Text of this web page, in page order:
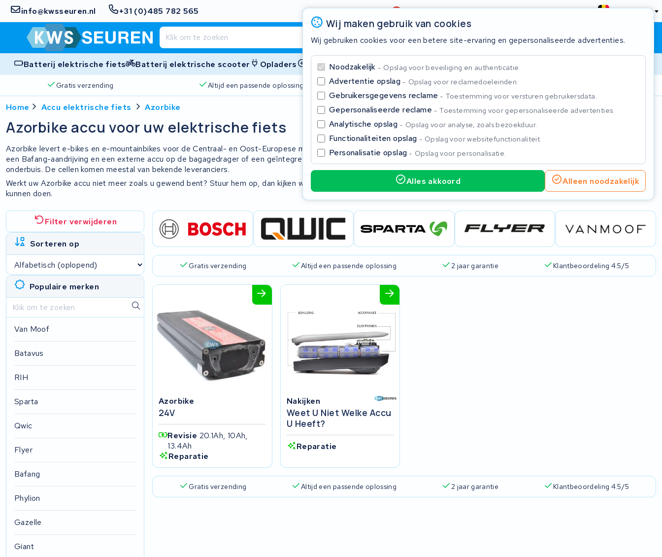
info@kwsseuren.nl +31 (0)485 782 565 Beoordeling4,6/5 België
Winkelwagen Inloggen
Batterij elektrische fiets Batterij elektrische scooter Opladers Accessoires
Gratis verzending Altijd een passende oplossing 2 jaar garantie
Wij maken gebruik van cookies
Wij gebruiken cookies voor een betere site-ervaring en gepersonaliseerde advertenties.
Noodzakelijk Opslag voor beveiliging en authenticatie.
Advertentie opslag Opslag voor reclamedoeleinden.
Gebruikersgegevens reclame Toestemming voor versturen gebruikersdata.
Gepersonaliseerde reclame Toestemming voor gepersonaliseerde advertenties.
Analytische opslag Opslag voor analyse, zoals bezoekduur.
Functionaliteiten opslag Opslag voor websitefunctionaliteit.
Personalisatie opslag Opslag voor personalisatie.
Alles akkoord Alleen noodzakelijk
Home Accu elektrische fiets Azorbike
Azorbike accu voor uw elektrische fiets
Azorbike levert e-bikes en e-mountainbikes voor de Centraal- en Oost-Europese markt, vaak met
een Bafang-aandrijving en een externe accu op de bagagedrager of een geïntegreerd pakket in de
onderbuis. De cellen komen meestal van bekende leveranciers.
Werkt uw Azorbike accu niet meer zoals u gewend bent? Stuur hem op, dan kijken we wat we voor u
kunnen doen.
Filter verwijderen
Sorteren op
Populaire merken
Van Moof
Batavus
RIH
Sparta
Qwic
Flyer
Bafang
Phylion
Gazelle
Giant
Gratis verzending Altijd een passende oplossing 2 jaar garantie Klantbeoordeling 4.5/5
Azorbike
24V
Revisie 20.1Ah, 10Ah,
13.4Ah
Reparatie
Nakijken
Weet U Niet Welke Accu
U Heeft?
Reparatie
Gratis verzending Altijd een passende oplossing 2 jaar garantie Klantbeoordeling 4.5/5
Sluiten
Begin te typen in de zoekbalk om te zoeken